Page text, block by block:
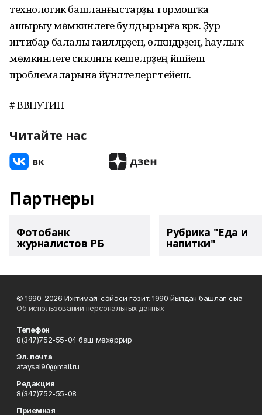
технологик башланғыстарҙы тормошҡа
ашырыу мөмкинлеге булдырырға кәрәк. Ҙур
иғтибар балалы ғаиләләрҙең, өлкәндәрҙең, һаулыҡ
мөмкинлеге сикләнгән кешеләрҙең йәшәйеш
проблемаларына йүнәлтелергә тейеш.
# ВВПУТИН
Читайте нас
Партнеры
Фотобанк
журналистов РБ
Рубрика "Еда и
напитки"
© 1990-2026 Ижтимағи-сәйәси гәзит. 1990 йылдан башлап сыға
Об использовании персональных данных
Телефон
8(347)752-55-04 баш мөхәррир
Эл. почта
ataysal90@mail.ru
Редакция
8(347)752-55-08
Приемная